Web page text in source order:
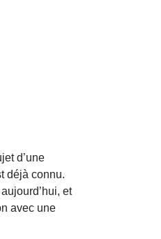
d’une
déjà connu.
et
avec une